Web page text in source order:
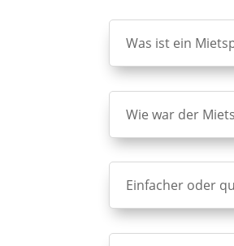
Was ist ein
Wie war der
Einfacher oder